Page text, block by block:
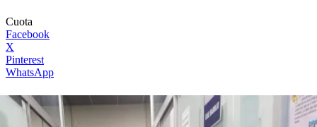
Cuota
Facebook
X
Pinterest
WhatsApp